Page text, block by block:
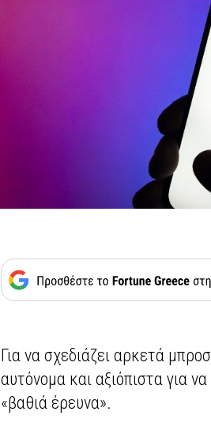
Για να σχεδιάζει αρκετά
αυτόνομα και αξιόπιστα για
«βαθιά έρευνα».